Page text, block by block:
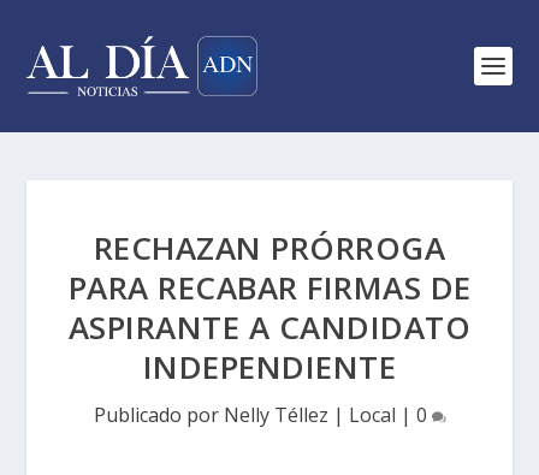
RECHAZAN PRÓRROGA
PARA RECABAR FIRMAS DE
ASPIRANTE A CANDIDATO
INDEPENDIENTE
Publicado por Nelly Téllez | Local | 0